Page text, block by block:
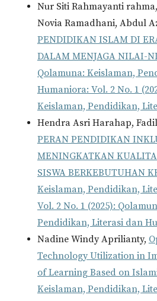
Nur Siti Rahmayanti
Novia Ramadhani, Abdul
PENDIDIKAN ISLAM DI
DALAM MENJAGA NILAI-
Qolamuna: Keislaman,
Humaniora: Vol. 2 No. 1
Keislaman, Pendidikan,
Hendra Asri Harahap,
PERAN PENDIDIKAN
MENINGKATKAN
SISWA BERKEBUTUHAN
Keislaman, Pendidikan,
Vol. 2 No. 1 (2025):
Pendidikan, Literasi dan
Nadine Windy Aprilianty,
Technology Utilization in
of Learning Based on
Keislaman, Pendidikan,